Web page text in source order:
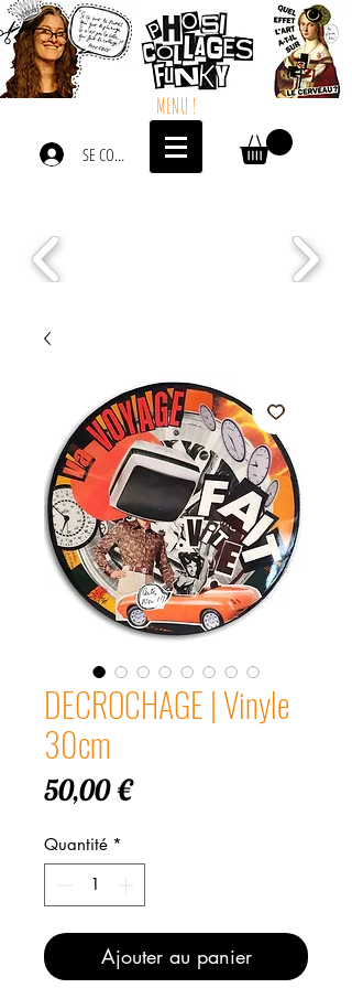
MENU !
SE CONNECTER
DECROCHAGE | Vinyle
30cm
50,00 €Prix
Quantité *
Ajouter au panier